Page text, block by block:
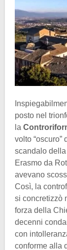
posto nel
la
volto
scandalo
Erasmo da
avevano
Così, la
si concretizzò
forza della
decenni
con
conforme alla